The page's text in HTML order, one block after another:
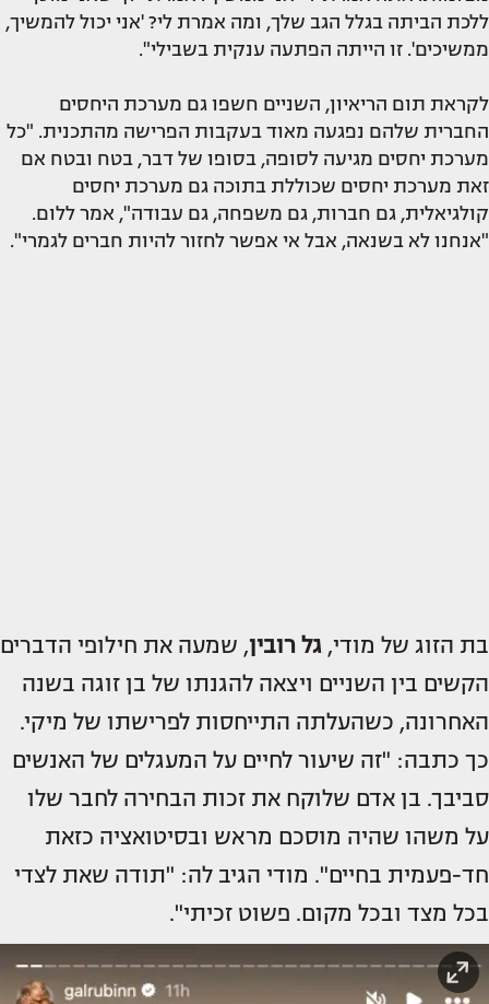
ללכת הביתה בגלל הגב שלך, ומה אמרת לי? 'אני יכול להמשיך,
ממשיכים'. זו הייתה הפתעה ענקית בשבילי".
לקראת תום הריאיון, השניים חשפו גם מערכת היחסים
החברית שלהם נפגעה מאוד בעקבות הפרישה מהתכנית. "כל
מערכת יחסים מגיעה לסופה, בסופו של דבר, בטח ובטח אם
זאת מערכת יחסים שכוללת בתוכה גם מערכת יחסים
קולגיאלית, גם חברות, גם משפחה, גם עבודה", אמר ללום.
"אנחנו לא בשנאה, אבל אי אפשר לחזור להיות חברים לגמרי".
בת הזוג של מודי, גל רובין, שמעה את חילופי הדברים
הקשים בין השניים ויצאה להגנתו של בן זוגה בשנה
האחרונה, כשהעלתה התייחסות לפרישתו של מיקי.
כך כתבה: "זה שיעור לחיים על המעגלים של האנשים
סביבך. בן אדם שלוקח את זכות הבחירה לחבר שלו
על משהו שהיה מוסכם מראש ובסיטואציה כזאת
חד-פעמית בחיים". מודי הגיב לה: "תודה שאת לצדי
בכל מצד ובכל מקום. פשוט זכיתי".